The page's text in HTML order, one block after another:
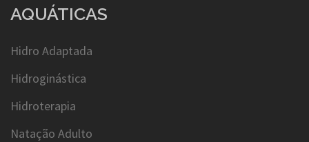
AQUÁTICAS
Hidro Adaptada
Hidroginástica
Hidroterapia
Natação Adulto